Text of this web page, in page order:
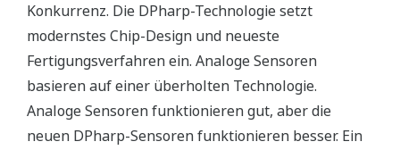
Konkurrenz. Die DPharp-Technologie setzt
modernstes Chip-Design und neueste
Fertigungsverfahren ein. Analoge Sensoren
basieren auf einer überholten Technologie.
Analoge Sensoren funktionieren gut, aber die
neuen DPharp-Sensoren funktionieren besser. Ein